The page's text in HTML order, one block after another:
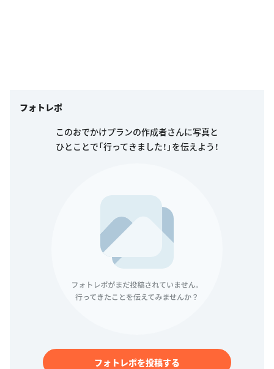
フォトレポ
このおでかけプランの作成者さんに写真と
ひとことで「行ってきました！」を伝えよう！
フォトレポを投稿する